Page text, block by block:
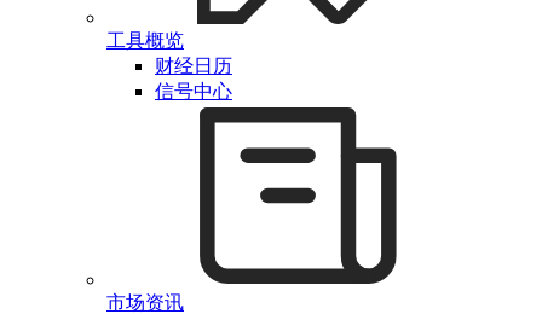
工具概览
财经日历
信号中心
市场资讯